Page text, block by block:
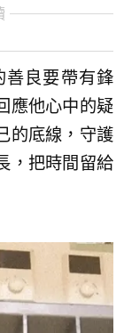
善良要帶有鋒
應他心中的疑
的底線，守護
，把時間留給